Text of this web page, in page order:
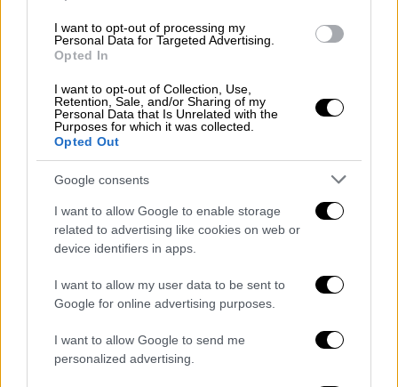
I want to opt-out of processing my
Personal Data for Targeted Advertising.
Opted In
I want to opt-out of Collection, Use,
Retention, Sale, and/or Sharing of my
Personal Data that Is Unrelated with the
Purposes for which it was collected.
Opted Out
Google consents
I want to allow Google to enable storage
related to advertising like cookies on web or
device identifiers in apps.
I want to allow my user data to be sent to
Google for online advertising purposes.
I want to allow Google to send me
personalized advertising.
φυσικά δεν μπορεί να μείνει έτσι.
Όπως τονίζει κλείνοντας θα προσφύγει
άμεσα στη Δικαιοσύνη, «
αποκατάσταση της αλήθειαςκαι φυσικά
κινηθώ νομικάεναντίον οποιουδήποτε
άλλου τολμήσει να χρησιμοποιήσει το όνομα
μου σε αυτή την τραγική υπόθεση».
video